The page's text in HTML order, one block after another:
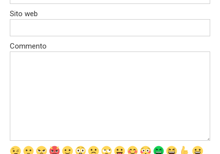
Sito web
Commento